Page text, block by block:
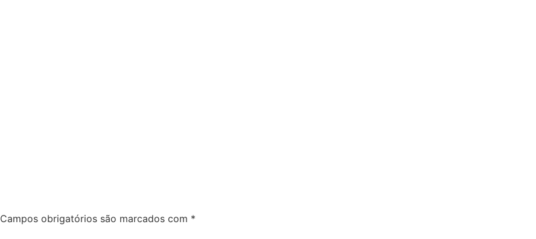
Campos obrigatórios são marcados com *